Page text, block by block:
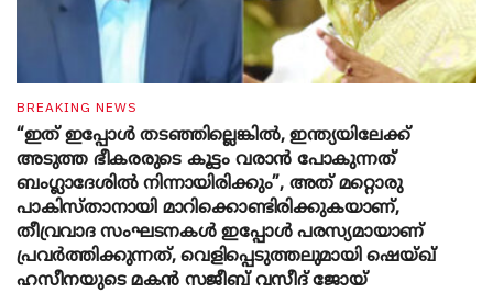
BREAKING NEWS
“ഇത് ഇപ്പോൾ തടഞ്ഞില്ലെങ്കിൽ, ഇന്ത്യയിലേക്ക്
അടുത്ത ഭീകരരുടെ കൂട്ടം വരാൻ പോകുന്നത്
ബംഗ്ലാദേശിൽ നിന്നായിരിക്കും”, അത് മറ്റൊരു
പാകിസ്താനായി മാറിക്കൊണ്ടിരിക്കുകയാണ്,
തീവ്രവാദ സംഘടനകൾ ഇപ്പോൾ പരസ്യമായാണ്
പ്രവര്‍ത്തിക്കുന്നത്, വെളിപ്പെടുത്തലുമായി ഷെയ്ഖ്
ഹസീനയുടെ മകൻ സജീബ് വസീദ് ജോയ്